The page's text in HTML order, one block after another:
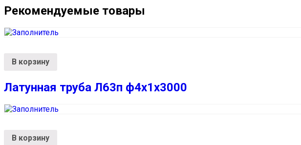
Рекомендуемые товары
В корзину
Латунная труба Л63п ф4х1х3000
В корзину